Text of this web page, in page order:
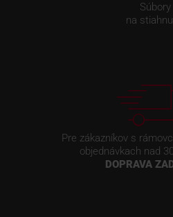
Súbory
na
Pre zákazníkov s
objednávkach nad
DOPRAVA